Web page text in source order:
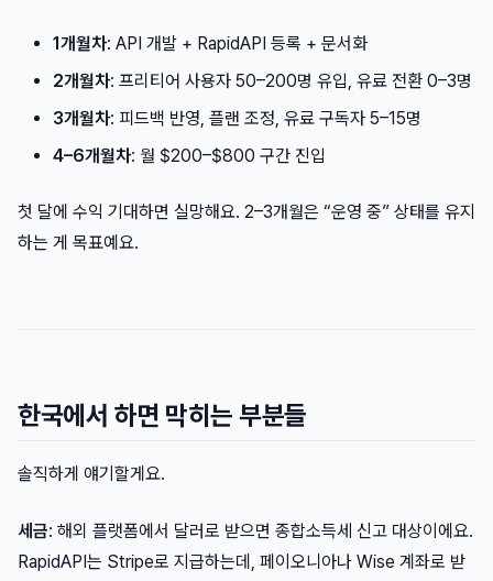
1개월차: API 개발 + RapidAPI 등록 + 문서화
2개월차: 프리티어 사용자 50–200명 유입, 유료 전환 0–3명
3개월차: 피드백 반영, 플랜 조정, 유료 구독자 5–15명
4–6개월차: 월 $200–$800 구간 진입
첫 달에 수익 기대하면 실망해요. 2–3개월은 “운영 중” 상태를 유지
하는 게 목표예요.
한국에서 하면 막히는 부분들
솔직하게 얘기할게요.
세금: 해외 플랫폼에서 달러로 받으면 종합소득세 신고 대상이에요.
RapidAPI는 Stripe로 지급하는데, 페이오니아나 Wise 계좌로 받